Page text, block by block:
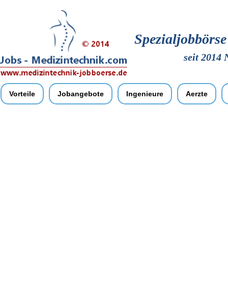
seit 2014
Vorteile Jobangebote Ingenieure Aerzte